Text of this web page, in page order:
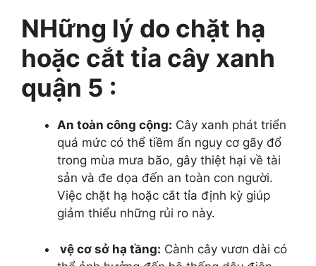
NHững lý do chặt hạ
hoặc cắt tỉa cây xanh
quận 5 :
An toàn công cộng: Cây xanh phát triển
quá mức có thể tiềm ẩn nguy cơ gãy đổ
trong mùa mưa bão, gây thiệt hại về tài
sản và đe dọa đến an toàn con người.
Việc chặt hạ hoặc cắt tỉa định kỳ giúp
giảm thiểu những rủi ro này.
vệ cơ sở hạ tầng: Cành cây vươn dài có